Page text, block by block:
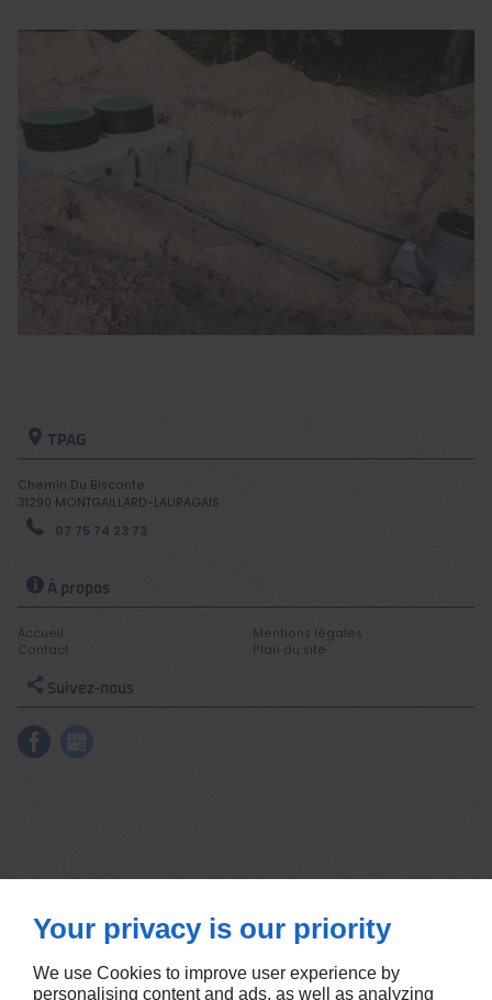
TPAG
Chemin Du Bisconte
31290 MONTGAILLARD-LAURAGAIS
07 75 74 23 73
À propos
Accueil
Contact
Mentions légales
Plan du site
Suivez-nous
Your privacy is our priority
We use Cookies to improve user experience by
personalising content and ads, as well as analyzing